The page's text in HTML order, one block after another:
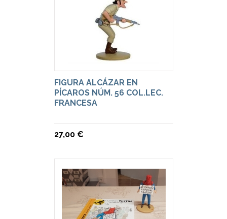
FIGURA ALCÁZAR EN
PÍCAROS NÚM. 56 COL.LEC.
FRANCESA
27,00 €